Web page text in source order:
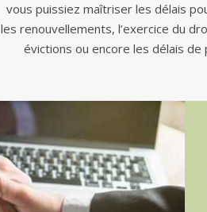
vous puissiez maîtriser les délais
les renouvellements, l’exercice du
évictions ou encore les délais de